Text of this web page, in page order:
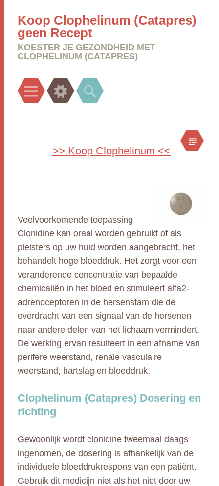
Koop Clophelinum (Catapres)
geen Recept
KOESTER JE GEZONDHEID MET
CLOPHELINUM (CATAPRES)
Menu Widgets Search
>> Koop Clophelinum <<
Veelvoorkomende toepassing
Clonidine kan oraal worden gebruikt of als
pleisters op uw huid worden aangebracht, het
behandelt hoge bloeddruk. Het zorgt voor een
veranderende concentratie van bepaalde
chemicaliën in het bloed en stimuleert alfa2-
adrenoceptoren in de hersenstam die de
overdracht van een signaal van de hersenen
naar andere delen van het lichaam vermindert.
De werking ervan resulteert in een afname van
perifere weerstand, renale vasculaire
weerstand, hartslag en bloeddruk.
Clophelinum (Catapres) Dosering en
richting
Gewoonlijk wordt clonidine tweemaal daags
ingenomen, de dosering is afhankelijk van de
individuele bloeddrukrespons van een patiënt.
Gebruik dit medicijn niet als het niet door uw